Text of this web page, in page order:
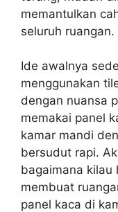
memantulkan
seluruh ruangan.
Ide awalnya
menggunakan
dengan nuansa
memakai panel
kamar mandi
bersudut rapi.
bagaimana kilau
membuat
panel kaca di